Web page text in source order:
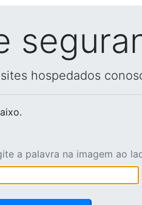
hospedados
a palavra na imagem ao